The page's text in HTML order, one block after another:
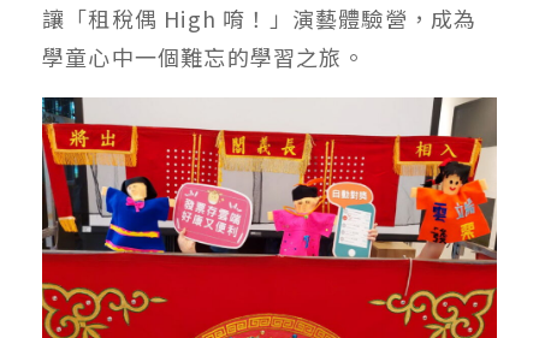
讓「租稅偶 High 唷！」演藝體驗營，成為
學童心中一個難忘的學習之旅。